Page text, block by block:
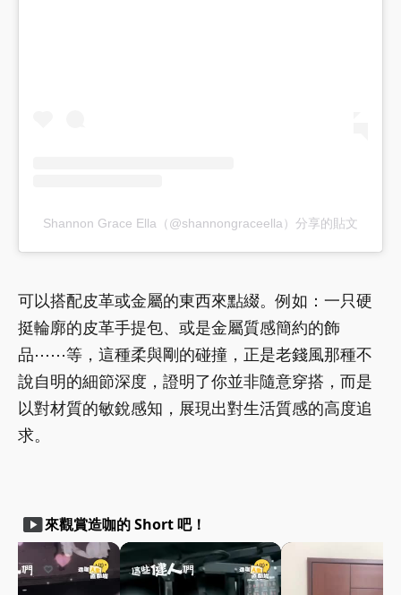
Shannon Grace Ella（@shannongraceella）分享的貼文
可以搭配皮革或金屬的東西來點綴。例如：一只硬
挺輪廓的皮革手提包、或是金屬質感簡約的飾
品⋯⋯等，這種柔與剛的碰撞，正是老錢風那種不
說自明的細節深度，證明了你並非隨意穿搭，而是
以對材質的敏銳感知，展現出對生活質感的高度追
求。
smart_display來觀賞造咖的 Short 吧！